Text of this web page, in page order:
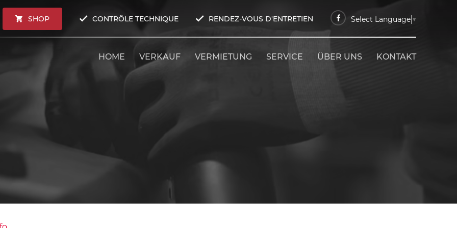
SHOP CONTRÔLE TECHNIQUE RENDEZ-VOUS D'ENTRETIEN Select Language ▼
HOME VERKAUF VERMIETUNG SERVICE ÜBER UNS KONTAKT